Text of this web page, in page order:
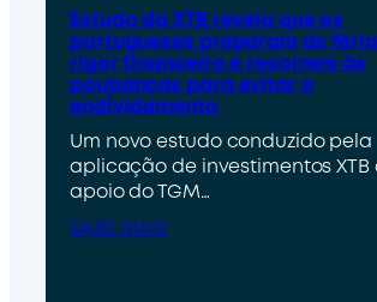
Estudo da XTB revela que os
portugueses preparam as
rigor financeiro e recorrem às
poupanças para evitar o
endividamento
Um novo estudo conduzido pela
aplicação de investimentos XTB
apoio do TGM…
SABE MAIS